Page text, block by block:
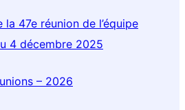
47e réunion de l’équipe
4 décembre 2025
– 2026